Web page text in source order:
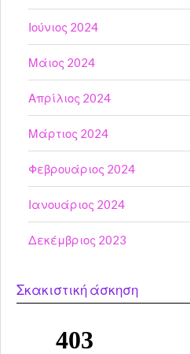
Ιούνιος 2024
Μάιος 2024
Απρίλιος 2024
Μάρτιος 2024
Φεβρουάριος 2024
Ιανουάριος 2024
Δεκέμβριος 2023
Σκακιστική άσκηση